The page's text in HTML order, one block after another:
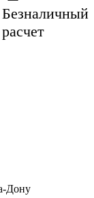
Безналичный
расчет